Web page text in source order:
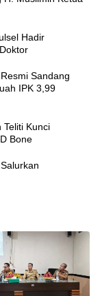
Hadir
Sandang
IPK 3,99
Teliti Kunci
Bone